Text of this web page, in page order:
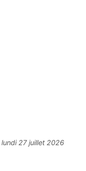
lundi 27 juillet 2026